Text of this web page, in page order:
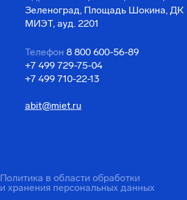
Зеленоград, Площадь Шокина, ДК
МИЭТ, ауд. 2201
Телефон 8 800 600-56-89
+7 499 729-75-04
+7 499 710-22-13
abit@miet.ru
Политика в области обработки
и хранения персональных данных